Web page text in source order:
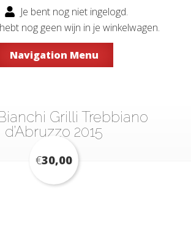
Je bent nog niet ingelogd.
hebt nog geen wijn in je winkelwagen.
Navigation Menu
Grilli Trebbiano
d’Abruzzo 2015
€30,00